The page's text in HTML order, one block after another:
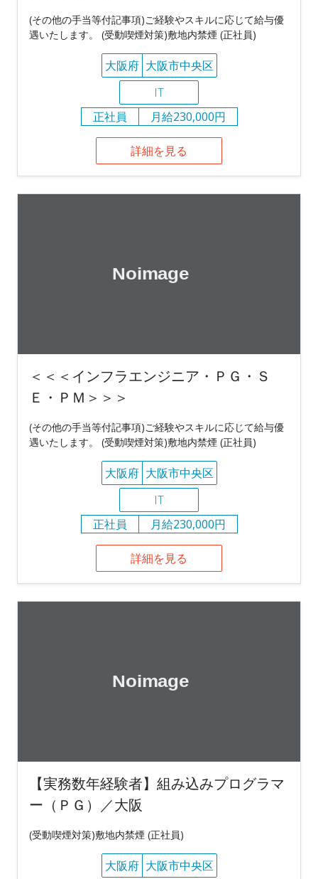
(その他の手当等付記事項)ご経験やスキルに応じて給与優
遇いたします。 (受動喫煙対策)敷地内禁煙 (正社員)
大阪府 大阪市中央区
IT
正社員
月給230,000円
詳細を見る
＜＜＜インフラエンジニア・ＰＧ・Ｓ
Ｅ・ＰＭ＞＞＞
(その他の手当等付記事項)ご経験やスキルに応じて給与優
遇いたします。 (受動喫煙対策)敷地内禁煙 (正社員)
大阪府 大阪市中央区
IT
正社員
月給230,000円
詳細を見る
【実務数年経験者】組み込みプログラマ
ー（ＰＧ）／大阪
(受動喫煙対策)敷地内禁煙 (正社員)
大阪府 大阪市中央区